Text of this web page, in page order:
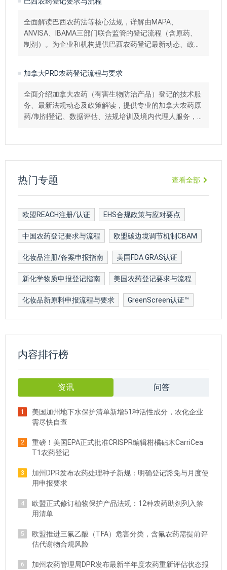
全面解读巴西农药法等核心法规，详解由MAPA、
ANVISA、IBAMA三部门联合监管的登记流程（含原药、
制剂）。为企业和机构提供巴西农药登记最新动态、政策
加拿大PRD农药登记流程与要求
全面介绍加拿大农药（有害生物防治产品）登记的技术服
务、最新法规动态及政策解读，提供专业的加拿大农药原
药/制剂登记、数据评估、法规培训及境内代理人服务，
热门专题 查看全部
欧盟REACH注册/认证 EHS合规政策与应对要点
中国农药登记要求与流程 欧盟碳边境调节机制CBAM
化妆品注册/备案申报指南 美国FDA GRAS认证
新化学物质申报登记指南 美国农药登记要求与流程
化妆品新原料申报流程与要求 GreenScreen认证™
内容排行榜
资讯 问答
1
美国加州地下水保护清单新增51种活性成分，农化企业
需尽快自查
2
重磅！美国EPA正式批准CRISPR编辑柑橘砧木CarriCea
T1农药登记
3
加州DPR发布农药处理种子新规：明确登记豁免与月度使
用申报要求
4
欧盟正式修订植物保护产品法规：12种农药助剂列入禁
用清单
5
欧盟推进三氟乙酸（TFA）危害分类，含氟农药需提前评
估代谢物合规风险
6
加州农药管理局DPR发布最新半年度农药重新评估状态报